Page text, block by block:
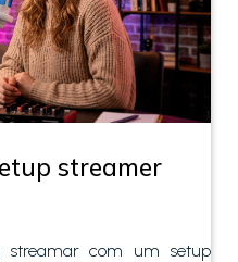
streamer
streamar com um setup